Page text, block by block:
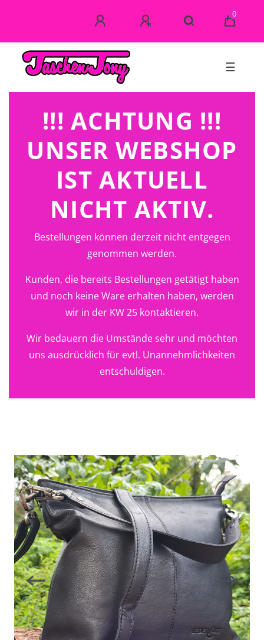
0
☰
!!! ACHTUNG !!!
UNSER WEBSHOP
IST AKTUELL
NICHT AKTIV.
Bestellungen können derzeit nicht entgegen
genommen werden.
Kunden, die bereits Bestellungen getätigt haben
und noch keine Ware erhalten haben, werden
wir in der KW 25 kontaktieren.
Wir bedauern die Umstände sehr und möchten
uns ausdrücklich für evtl. Unannehmlichkeiten
entschuldigen.